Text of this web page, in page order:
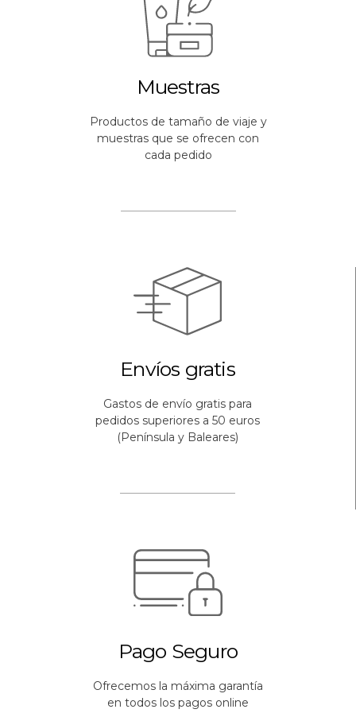
Muestras
Productos de tamaño de viaje y
muestras que se ofrecen con
cada pedido
Envíos gratis
Gastos de envío gratis para
pedidos superiores a 50 euros
(Península y Baleares)
Pago Seguro
Ofrecemos la máxima garantía
en todos los pagos online